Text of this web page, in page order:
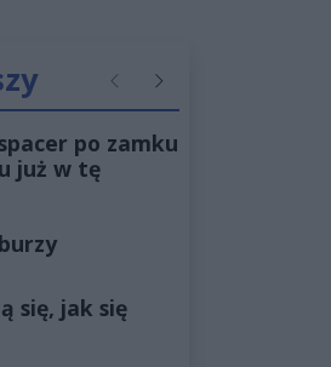
PoprzednieNastępne
po zamku
już w tę
się, jak się